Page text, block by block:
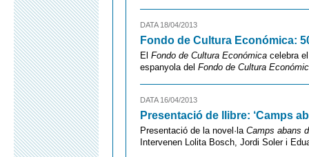
DATA 18/04/2013
Fondo de Cultura Económica:
El Fondo de Cultura Económica celebra
espanyola del Fondo de Cultura
DATA 16/04/2013
Presentació de llibre: ‘Camps
Presentació de la novel·la Camps abans
Intervenen Lolita Bosch, Jordi Soler i